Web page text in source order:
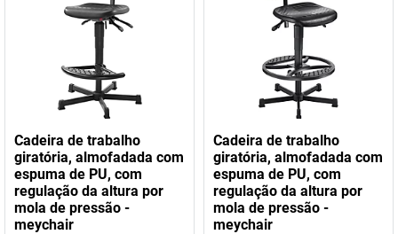
Cadeira de trabalho
giratória, almofadada com
espuma de PU, com
regulação da altura por
mola de pressão -
meychair
Cadeira de trabalho
giratória, almofadada com
espuma de PU, com
regulação da altura por
mola de pressão -
meychair